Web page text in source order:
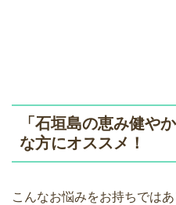
「石垣島の恵み健や
な方にオススメ！
こんなお悩みをお持ちでは